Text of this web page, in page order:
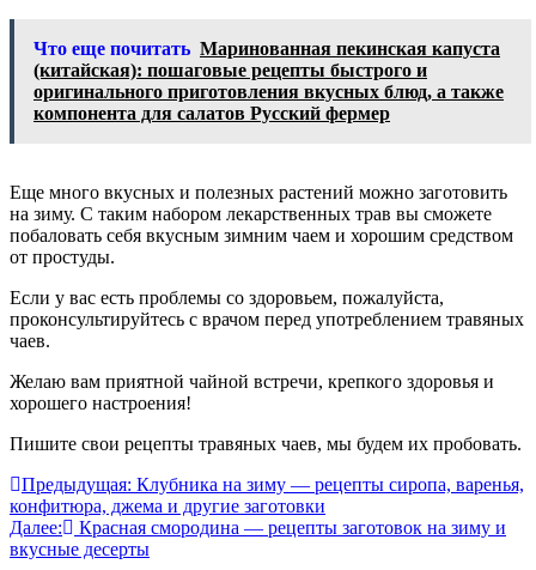
Что еще почитать Маринованная пекинская капуста
(китайская): пошаговые рецепты быстрого и
оригинального приготовления вкусных блюд, а также
компонента для салатов Русский фермер
Еще много вкусных и полезных растений можно заготовить
на зиму. С таким набором лекарственных трав вы сможете
побаловать себя вкусным зимним чаем и хорошим средством
от простуды.
Если у вас есть проблемы со здоровьем, пожалуйста,
проконсультируйтесь с врачом перед употреблением травяных
чаев.
Желаю вам приятной чайной встречи, крепкого здоровья и
хорошего настроения!
Пишите свои рецепты травяных чаев, мы будем их пробовать.
Навигация
по
записям
Предыдущая: Клубника на зиму — рецепты сиропа, варенья,
конфитюра, джема и другие заготовки
Далее:
Красная смородина — рецепты заготовок на зиму и
вкусные десерты